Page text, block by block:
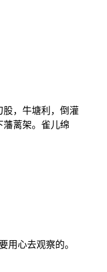
，牛塘利，倒灌
蓠架。雀儿绵
用心去观察的。